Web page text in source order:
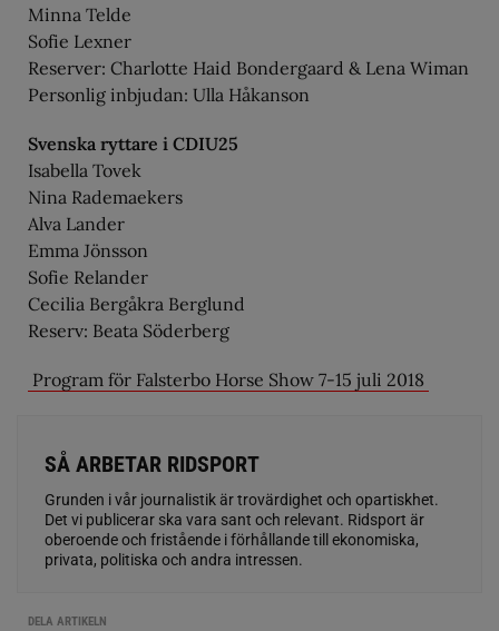
Minna Telde
Sofie Lexner
Reserver: Charlotte Haid Bondergaard & Lena Wiman
Personlig inbjudan: Ulla Håkanson
Svenska ryttare i CDIU25
Isabella Tovek
Nina Rademaekers
Alva Lander
Emma Jönsson
Sofie Relander
Cecilia Bergåkra Berglund
Reserv: Beata Söderberg
Program för Falsterbo Horse Show 7-15 juli 2018
SÅ ARBETAR RIDSPORT
Grunden i vår journalistik är trovärdighet och opartiskhet.
Det vi publicerar ska vara sant och relevant. Ridsport är
oberoende och fristående i förhållande till ekonomiska,
privata, politiska och andra intressen.
DELA ARTIKELN